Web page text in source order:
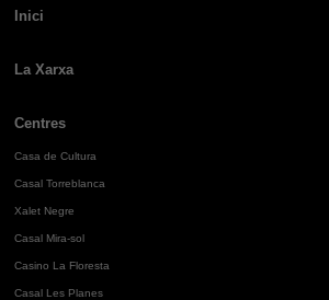
Inici
La Xarxa
Centres
Casa de Cultura
Casal Torreblanca
Xalet Negre
Casal Mira-sol
Casino La Floresta
Casal Les Planes